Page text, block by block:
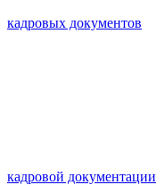
кадровых документов
кадровой документации